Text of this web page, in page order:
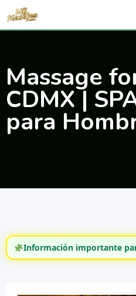
Saltar
Massage
CDMX |
para
Información importante